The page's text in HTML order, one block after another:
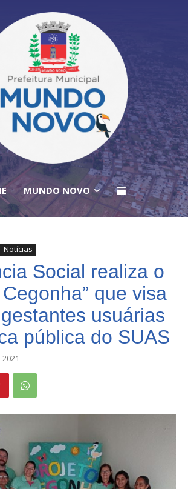
MUNDO NOVO
Notícias
Social realiza o
que visa
usuárias
pública do SUAS